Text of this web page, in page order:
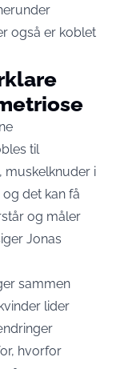
også er koblet
til
muskelknuder i
det kan få
og måler
Jonas
sammen
lider
hvorfor